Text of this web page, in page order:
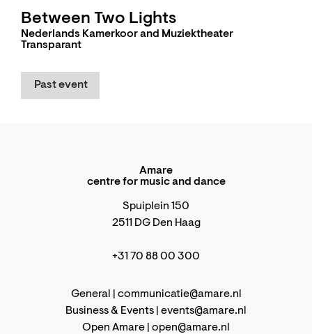
Between Two Lights
Nederlands Kamerkoor and Muziektheater
Transparant
Past event
Amare
centre for music and dance
Spuiplein 150
2511 DG Den Haag
+31 70 88 00 300
General | communicatie@amare.nl
Business & Events | events@amare.nl
Open Amare | open@amare.nl